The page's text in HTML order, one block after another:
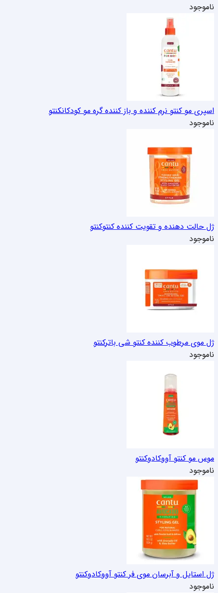
ناموجود
اسپری مو کنتو نرم کننده و باز کننده گره مو کودکانکنتو
ناموجود
ژل حالت دهنده و تقویت کننده کنتوکنتو
ناموجود
ژل موی مرطوب کننده کنتو شی باترکنتو
ناموجود
موس مو کنتو آووکادوکنتو
ناموجود
ژل استایل و آبرسان موی فر کنتو آووکادوکنتو
ناموجود